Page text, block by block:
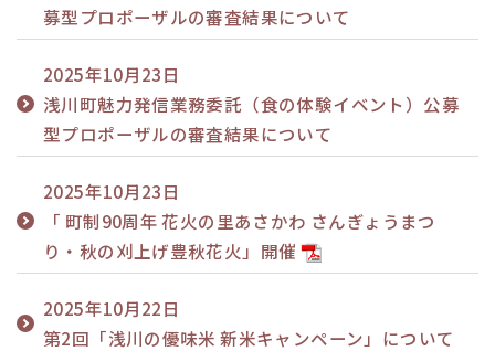
募型プロポーザルの審査結果について
2025年10月23日
浅川町魅力発信業務委託（食の体験イベント）公募
型プロポーザルの審査結果について
2025年10月23日
「 町制90周年 花火の里あさかわ さんぎょうまつ
り・秋の刈上げ豊秋花火」開催
2025年10月22日
第2回「浅川の優味米 新米キャンペーン」について